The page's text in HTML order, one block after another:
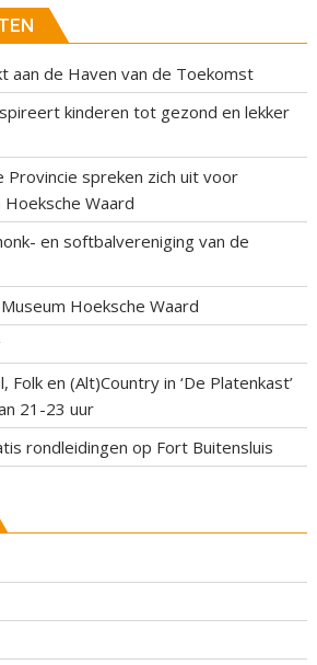
aan de Haven van de Toekomst
kinderen tot gezond en lekker
Provincie spreken zich uit voor
Waard
en softbalvereniging van de
Hoeksche Waard
Folk en (Alt)Country in ‘De Platenkast’
21-23 uur
rondleidingen op Fort Buitensluis